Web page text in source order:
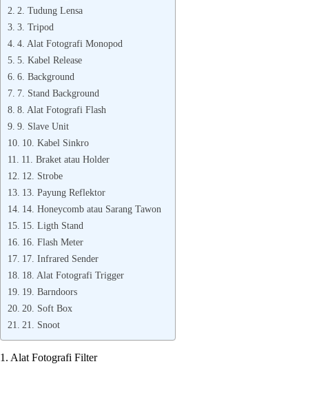
2. Tudung Lensa
3. Tripod
4. Alat Fotografi Monopod
5. Kabel Release
6. Background
7. Stand Background
8. Alat Fotografi Flash
9. Slave Unit
10. Kabel Sinkro
11. Braket atau Holder
12. Strobe
13. Payung Reflektor
14. Honeycomb atau Sarang Tawon
15. Ligth Stand
16. Flash Meter
17. Infrared Sender
18. Alat Fotografi Trigger
19. Barndoors
20. Soft Box
21. Snoot
1. Alat Fotografi Filter